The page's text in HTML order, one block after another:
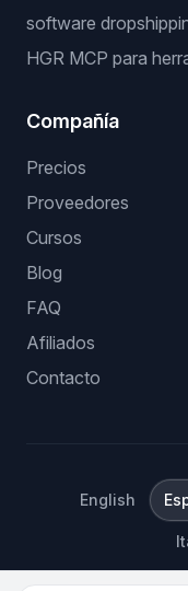
software
HGR MCP para
Compañía
Precios
Proveedores
Cursos
Blog
FAQ
Afiliados
Contacto
English